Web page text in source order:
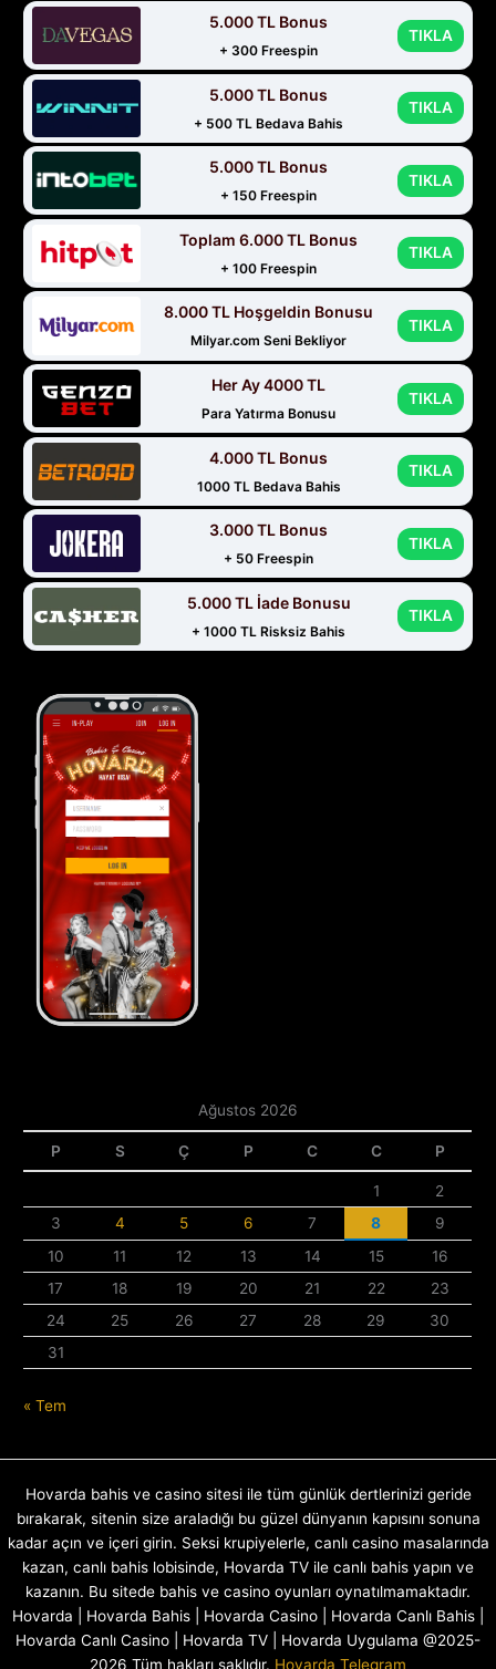
5.000 TL Bonus
+ 300 Freespin
TIKLA
5.000 TL Bonus
+ 500 TL Bedava Bahis
TIKLA
5.000 TL Bonus
+ 150 Freespin
TIKLA
Toplam 6.000 TL Bonus
+ 100 Freespin
TIKLA
8.000 TL Hoşgeldin Bonusu
Milyar.com Seni Bekliyor
TIKLA
Her Ay 4000 TL
Para Yatırma Bonusu
TIKLA
4.000 TL Bonus
1000 TL Bedava Bahis
TIKLA
3.000 TL Bonus
+ 50 Freespin
TIKLA
5.000 TL İade Bonusu
+ 1000 TL Risksiz Bahis
TIKLA
Ağustos 2026
P S Ç P C C P
1
2
3
4 5 6 7 8
9
10
11 12 13 14 15
16
17
18 19 20 21 22
23
24
25 26 27 28 29
30
31
« Tem
Hovarda bahis ve casino sitesi ile tüm günlük dertlerinizi geride
bırakarak, sitenin size araladığı bu güzel dünyanın kapısını sonuna
kadar açın ve içeri girin. Seksi krupiyelerle, canlı casino masalarında
kazan, canlı bahis lobisinde, Hovarda TV ile canlı bahis yapın ve
kazanın. Bu sitede bahis ve casino oyunları oynatılmamaktadır.
Hovarda | Hovarda Bahis | Hovarda Casino | Hovarda Canlı Bahis |
Hovarda Canlı Casino | Hovarda TV | Hovarda Uygulama @2025-
2026 Tüm hakları saklıdır. Hovarda Telegram